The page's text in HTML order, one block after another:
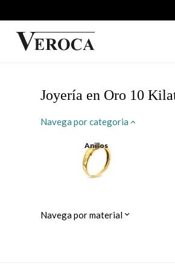
Joyería en Oro 10
Navega por categoria
Anillos
Navega por material